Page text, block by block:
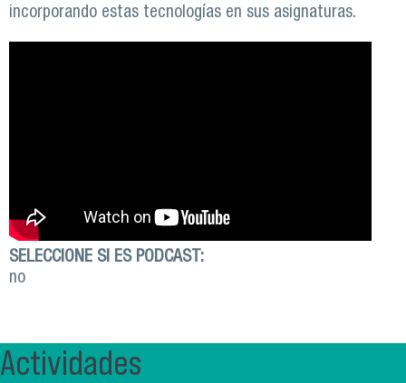
incorporando estas tecnologías en sus asignaturas.
SELECCIONE SI ES PODCAST:
no
Actividades